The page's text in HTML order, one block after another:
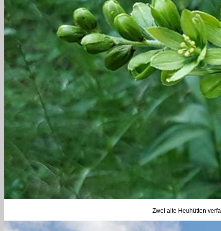
Zwei alte Heuhütten